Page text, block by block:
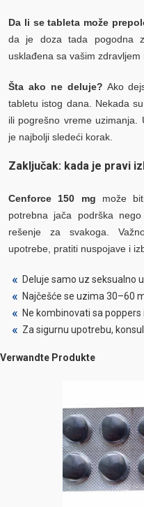
Da li se tableta može
da je doza tada pogodna
usklađena sa vašim zdravljem
Šta ako ne deluje? Ako
tabletu istog dana. Nekada
ili pogrešno vreme uzimanja.
je najbolji sledeći korak.
Zaključak: kada je pravi
Cenforce 150 mg može
potrebna jača podrška
rešenje za svakoga.
upotrebe, pratiti nuspojave i
Deluje samo uz seksualno
Najčešće se uzima 30–60
Ne kombinovati sa poppers
Za sigurnu upotrebu,
Verwandte Produkte